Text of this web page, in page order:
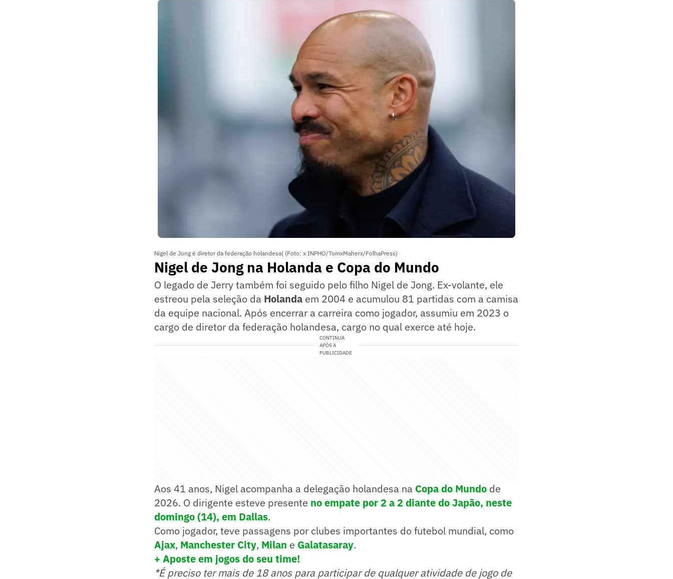
Nigel de Jong é diretor da federação holandesa( (Foto: x INPHO/TomxMaherx/FolhaPress)
Nigel de Jong na Holanda e Copa do Mundo
O legado de Jerry também foi seguido pelo filho Nigel de Jong. Ex-volante, ele
estreou pela seleção da Holanda em 2004 e acumulou 81 partidas com a camisa
da equipe nacional. Após encerrar a carreira como jogador, assumiu em 2023 o
cargo de diretor da federação holandesa, cargo no qual exerce até hoje.
CONTINUA
APÓS A
PUBLICIDADE
Aos 41 anos, Nigel acompanha a delegação holandesa na Copa do Mundo de
2026. O dirigente esteve presente no empate por 2 a 2 diante do Japão, neste
domingo (14), em Dallas.
Como jogador, teve passagens por clubes importantes do futebol mundial, como
Ajax, Manchester City, Milan e Galatasaray.
+ Aposte em jogos do seu time!
*É preciso ter mais de 18 anos para participar de qualquer atividade de jogo de